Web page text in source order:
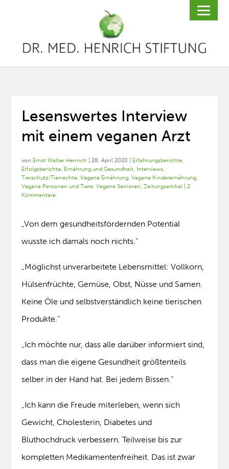
Lesenswertes Interview
mit einem veganen Arzt
von Ernst Walter Henrich |28. April 2020 Erfahrungsberichte,
Erfolgsberichte, Ernährung und Gesundheit, Interviews,
Tierschutz/Tierrechte,Vegane Ernährung,Vegane Kinderernährung,
Vegane Personen und Tiere,Vegane Senioren,Zeitungsartikel |2
Kommentare
„Von dem gesundheitsfördernden Potential
wusste ich damals noch nichts.“
„Möglichst unverarbeitete Lebensmittel: Vollkorn,
Hülsenfrüchte, Gemüse, Obst, Nüsse und Samen.
Keine Öle und selbstverständlich keine tierischen
Produkte.“
„Ich möchte nur, dass alle darüber informiert sind,
dass man die eigene Gesundheit größtenteils
selber in der Hand hat. Bei jedem Bissen.“
„Ich kann die Freude miterleben, wenn sich
Gewicht, Cholesterin, Diabetes und
Bluthochdruck verbessern. Teilweise bis zur
kompletten Medikamentenfreiheit. Das ist zwar